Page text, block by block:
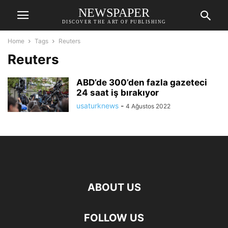
NEWSPAPER
DISCOVER THE ART OF PUBLISHING
Home Tags Reuters
Reuters
ABD’de 300’den fazla gazeteci
24 saat iş bırakıyor
usaturknews - 4 Ağustos 2022
ABOUT US
FOLLOW US